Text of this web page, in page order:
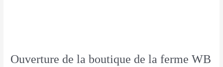
Ouverture de la boutique de la ferme WB